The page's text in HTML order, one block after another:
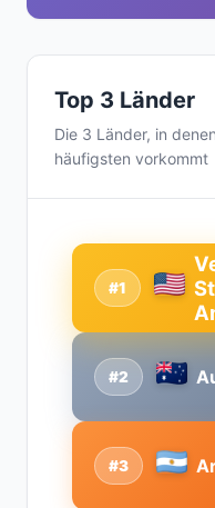
Top 3 Länder
Die 3 Länder, in
häufigsten vorkommt
#2
#1
#3